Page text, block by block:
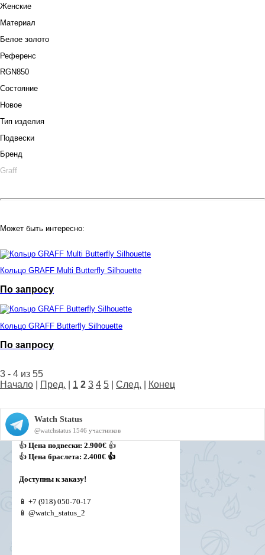
Женские
Материал
Белое золото
Референс
RGN850
Состояние
Новое
Тип изделия
Подвески
Бренд
Graff
Может быть интересно:
Кольцо GRAFF Multi Butterfly Silhouette
По запросу
Кольцо GRAFF Butterfly Silhouette
По запросу
3 - 4 из 55
Начало
Пред. 1 2 3 4 5 След. Конец